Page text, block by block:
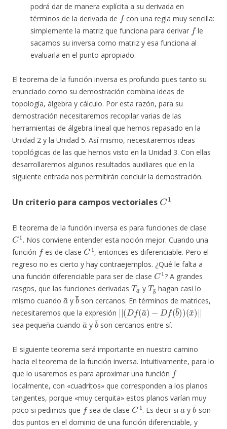
podrá dar de manera explícita a su derivada en
términos de la derivada de
f
con una regla muy sencilla:
simplemente la matriz que funciona para derivar
f
le
sacamos su inversa como matriz y esa funciona al
evaluarla en el punto apropiado.
El teorema de la función inversa es profundo pues tanto su
enunciado como su demostración combina ideas de
topología, álgebra y cálculo. Por esta razón, para su
demostración necesitaremos recopilar varias de las
herramientas de álgebra lineal que hemos repasado en la
Unidad 2 y la Unidad 5. Así mismo, necesitaremos ideas
topológicas de las que hemos visto en la Unidad 3. Con ellas
desarrollaremos algunos resultados auxiliares que en la
siguiente entrada nos permitirán concluir la demostración.
Un criterio para campos vectoriales
1
El teorema de la función inversa es para funciones de clase
C1
. Nos conviene entender esta noción mejor. Cuando una
función
f
es de clase
C1
, entonces es diferenciable. Pero el
regreso no es cierto y hay contraejemplos. ¿Qué le falta a
una función diferenciable para ser de clase
C1
? A grandes
rasgos, que las funciones derivadas
Ta¯
y
Tb¯
hagan casi lo
mismo cuando
a¯
y
b¯
son cercanos. En términos de matrices,
necesitaremos que la expresión
||(Df(a¯)−Df (b¯))
(x¯)||
sea pequeña cuando
a¯
y
b¯
son cercanos entre sí.
El siguiente teorema será importante en nuestro camino
hacia el teorema de la función inversa. Intuitivamente, para lo
que lo usaremos es para aproximar una función
f
localmente, con «cuadritos» que corresponden a los planos
tangentes, porque «muy cerquita» estos planos varían muy
poco si pedimos que
f
sea de clase
C1
. Es decir si
a¯
y
b¯
son
dos puntos en el dominio de una función diferenciable, y